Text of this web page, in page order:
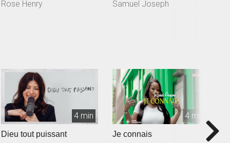
Rose Henry Samuel Joseph
4 min
Dieu tout puissant
4 min
Je connais